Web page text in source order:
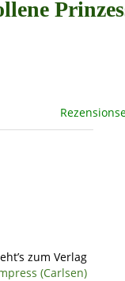
zum Verlag
(Carlsen)